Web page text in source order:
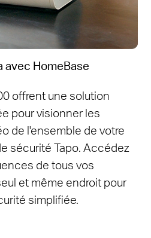
avec HomeBase
offrent une solution
pour visionner les
de l'ensemble de votre
sécurité Tapo. Accédez
de tous vos
et même endroit pour
simplifiée.